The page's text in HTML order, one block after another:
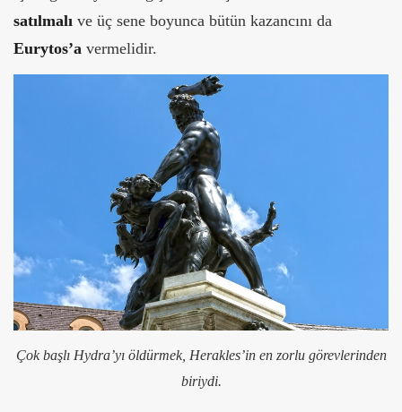
satılmalı ve üç sene boyunca bütün kazancını da
Eurytos’a vermelidir.
Çok başlı Hydra’yı öldürmek, Herakles’in en zorlu görevlerinden
biriydi.